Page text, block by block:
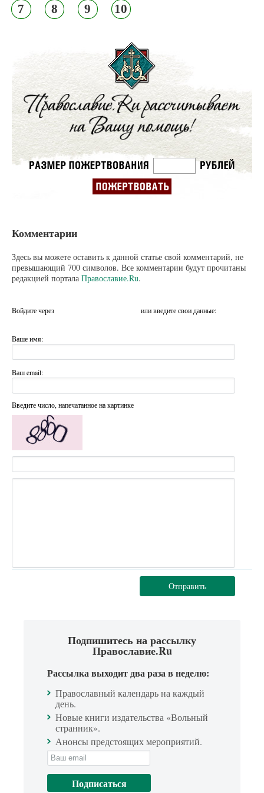
7 8 9 10
Комментарии
Здесь вы можете оставить к данной статье свой комментарий, не
превышающий 700 символов. Все комментарии будут прочитаны
редакцией портала Православие.Ru.
Войдите через или введите свои данные:
Ваше имя:
Ваш email:
Введите число, напечатанное на картинке
Отправить
Подпишитесь на рассылку
Православие.Ru
Рассылка выходит два раза в неделю:
Православный календарь на каждый
день.
Новые книги издательства «Вольный
странник».
Анонсы предстоящих мероприятий.